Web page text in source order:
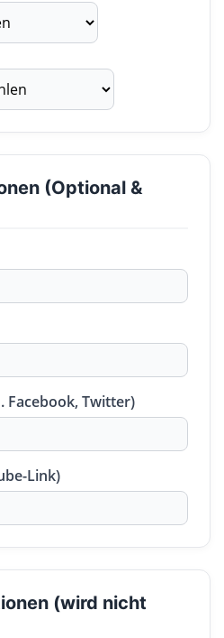
(Optional &
Facebook, Twitter)
Link)
(wird nicht